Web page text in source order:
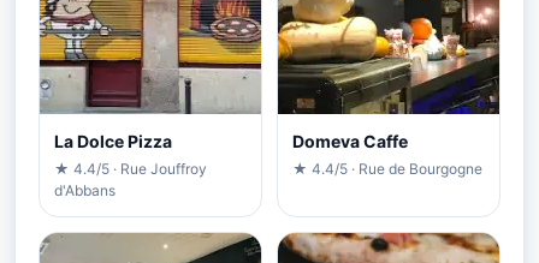
La Dolce Pizza
★ 4.4/5 · Rue Jouffroy
d'Abbans
Domeva Caffe
★ 4.4/5 · Rue de Bourgogne